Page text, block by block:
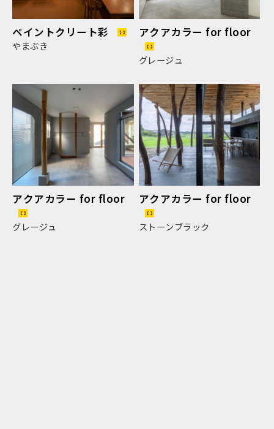
ペイントクリート彩
やまぶき
アクアカラー for floor
グレージュ
アクアカラー for floor
グレージュ
アクアカラー for floor
ストーンブラック